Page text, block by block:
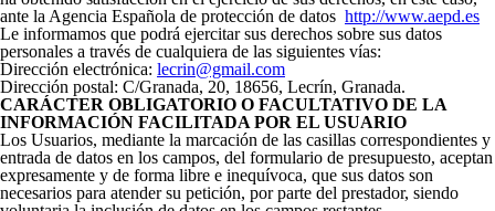
ante la Agencia Española de protección de datos http://www.aepd.es
Le informamos que podrá ejercitar sus derechos sobre sus datos
personales a través de cualquiera de las siguientes vías:
Dirección electrónica: lecrin@gmail.com
Dirección postal: C/Granada, 20, 18656, Lecrín, Granada.
CARÁCTER OBLIGATORIO O FACULTATIVO DE LA
INFORMACIÓN FACILITADA POR EL USUARIO
Los Usuarios, mediante la marcación de las casillas correspondientes y
entrada de datos en los campos, del formulario de presupuesto, aceptan
expresamente y de forma libre e inequívoca, que sus datos son
necesarios para atender su petición, por parte del prestador, siendo